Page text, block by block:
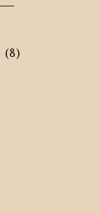
(8)